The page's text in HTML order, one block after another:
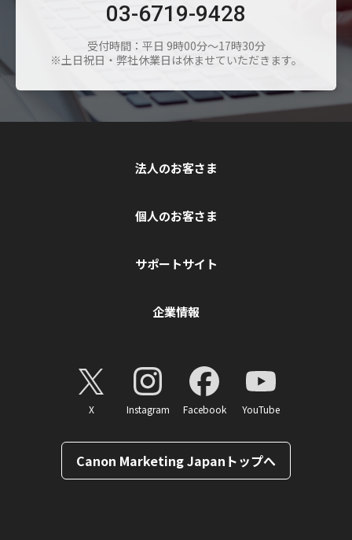
03-6719-9428
受付時間：平日 9時00分～17時30分
※土日祝日・弊社休業日は休ませていただきます。
法人のお客さま
個人のお客さま
サポートサイト
企業情報
X Instagram Facebook YouTube
Canon Marketing Japanトップへ